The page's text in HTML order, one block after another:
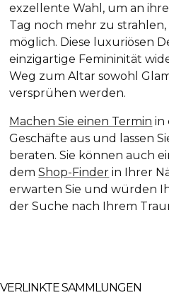
exzellente Wahl, um an
Tag noch mehr zu
möglich. Diese luxuriösen
einzigartige Femininität
Weg zum Altar sowohl
versprühen werden.
Machen Sie einen Termin in
Geschäfte aus und lassen
beraten. Sie können auch
demShop-Finder in Ihrer
erwarten Sie und würden
der Suche nach Ihrem
VERLINKTE SAMMLUNGEN